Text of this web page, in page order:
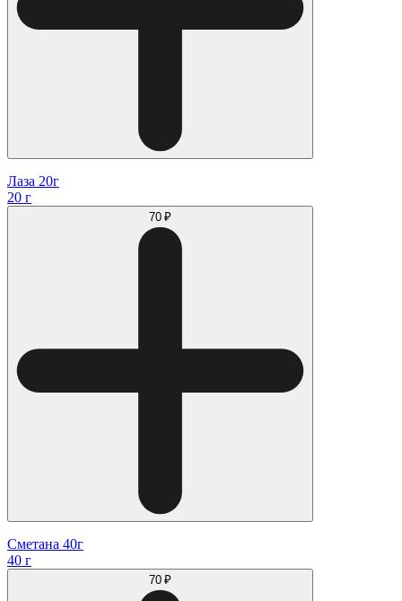
Лаза 20г
20 г
70 ₽
Сметана 40г
40 г
70 ₽